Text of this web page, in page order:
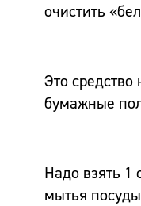
очистить
Это
бумажные
Надо взять 1
мытья